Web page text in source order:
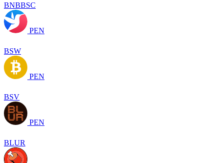
BNBBSC
PEN
BSW
PEN
BSV
PEN
BLUR